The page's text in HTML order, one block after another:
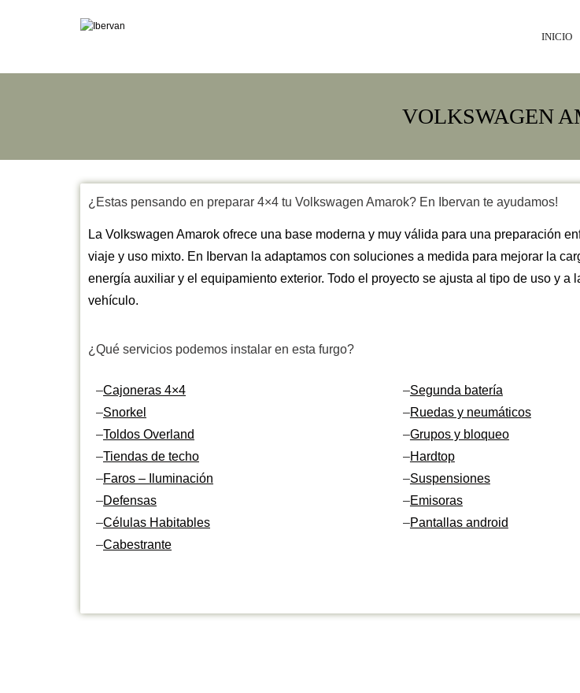
INICIO
VOLKSWAGEN
¿Estas pensando en preparar 4×4 tu Volkswagen Amarok? En Ibervan te ayudamos!
La Volkswagen Amarok ofrece una base moderna y muy válida para una preparación
viaje y uso mixto. En Ibervan la adaptamos con soluciones a medida para mejorar la
energía auxiliar y el equipamiento exterior. Todo el proyecto se ajusta al tipo de uso y a
vehículo.
¿Qué servicios podemos instalar en esta furgo?
–Cajoneras 4×4
–Snorkel
–Toldos Overland
–Tiendas de techo
–Faros – Iluminación
–Defensas
–Células Habitables
–Cabestrante
–Segunda batería
–Ruedas y neumáticos
–Grupos y bloqueo
–Hardtop
–Suspensiones
–Emisoras
–Pantallas android